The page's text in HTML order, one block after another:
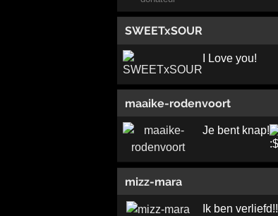
SWEETxSOUR
I Love you!
maaike-rodenvoort
Je bent knap!
mizz-mara
Ik ben verliefd!!